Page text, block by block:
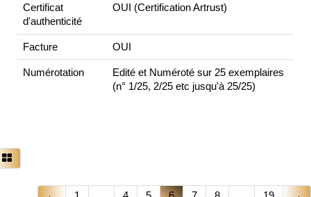
Certificat
d'authenticité
OUI (Certification Artrust)
Facture OUI
Numérotation
Edité et Numéroté sur 25 exemplaires
(n° 1/25, 2/25 etc jusqu'à 25/25)